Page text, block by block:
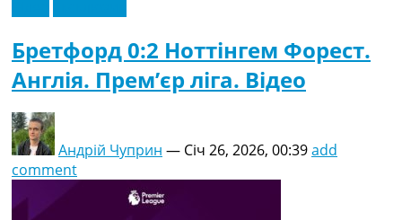
Бретфорд 0:2 Ноттінгем Форест.
Англія. Прем’єр ліга. Відео
Андрій Чуприн — Січ 26, 2026, 00:39add
comment